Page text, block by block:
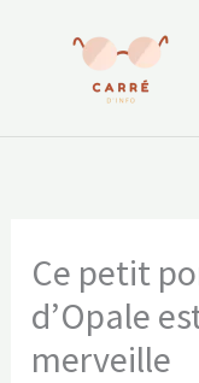
Ce petit
d’Opale
merveille